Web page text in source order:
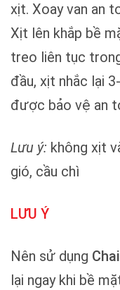
xịt. Xoay van an
Xịt lên khắp bề
treo liên tục
đầu, xịt nhắc lại
được bảo vệ an
Lưu ý: không xịt
gió, cầu chì
LƯU Ý
Nên sử dụng
lại ngay khi bề